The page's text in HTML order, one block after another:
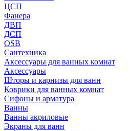
ЦСП
Фанера
ДВП
ДСП
OSB
Сантехника
Аксессуары для ванных комнат
Аксессуары
Шторы и карнизы для ванн
Коврики для ванных комнат
Сифоны и арматура
Ванны
Ванны акриловые
Экраны для ванн